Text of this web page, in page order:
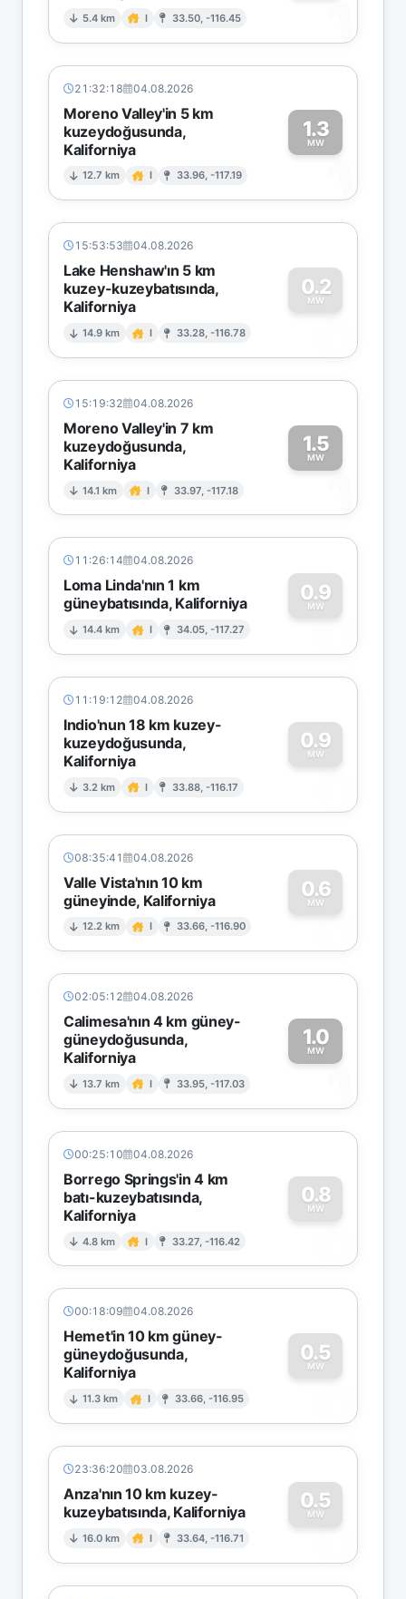
5.4 km I 33.50, -116.45 1
21:32:18 04.08.2026
Moreno Valley'in 5 km
kuzeydoğusunda,
Kaliforniya
12.7 km I 33.96, -117.19
1.3
MW
1
15:53:53 04.08.2026
Lake Henshaw'ın 5 km
kuzey-kuzeybatısında,
Kaliforniya
14.9 km I 33.28, -116.78
0.2
MW
0
15:19:32 04.08.2026
Moreno Valley'in 7 km
kuzeydoğusunda,
Kaliforniya
14.1 km I 33.97, -117.18
1.5
MW
1
11:26:14 04.08.2026
Loma Linda'nın 1 km
güneybatısında, Kaliforniya
14.4 km I 34.05, -117.27
0.9
MW
0
11:19:12 04.08.2026
Indio'nun 18 km kuzey-
kuzeydoğusunda,
Kaliforniya
3.2 km I 33.88, -116.17
0.9
MW
0
08:35:41 04.08.2026
Valle Vista'nın 10 km
güneyinde, Kaliforniya
12.2 km I 33.66, -116.90
0.6
MW
0
02:05:12 04.08.2026
Calimesa'nın 4 km güney-
güneydoğusunda,
Kaliforniya
13.7 km I 33.95, -117.03
1.0
MW
1
00:25:10 04.08.2026
Borrego Springs'in 4 km
batı-kuzeybatısında,
Kaliforniya
4.8 km I 33.27, -116.42
0.8
MW
0
00:18:09 04.08.2026
Hemet'in 10 km güney-
güneydoğusunda,
Kaliforniya
11.3 km I 33.66, -116.95
0.5
MW
0
23:36:20 03.08.2026
Anza'nın 10 km kuzey-
kuzeybatısında, Kaliforniya
16.0 km I 33.64, -116.71
0.5
MW
0